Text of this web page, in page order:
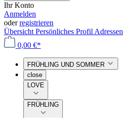
Ihr Konto
Anmelden
oderregistrieren
Übersicht Persönliches Profil Adressen
0,00 €*
FRÜHLING UND SOMMER
close
LOVE
FRÜHLING